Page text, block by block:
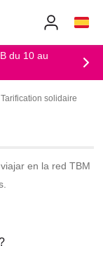
du 10 au
Tarification solidaire
en la red TBM